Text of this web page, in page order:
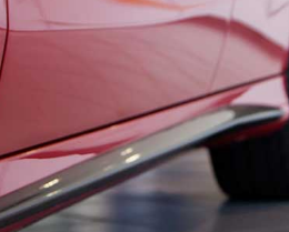
Content Slider